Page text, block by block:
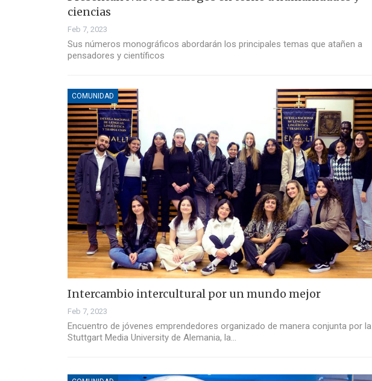
ciencias
Feb 7, 2023
Sus números monográficos abordarán los principales temas que atañen a
pensadores y científicos
COMUNIDAD
Intercambio intercultural por un mundo mejor
Feb 7, 2023
Encuentro de jóvenes emprendedores organizado de manera conjunta por la
Stuttgart Media University de Alemania, la…